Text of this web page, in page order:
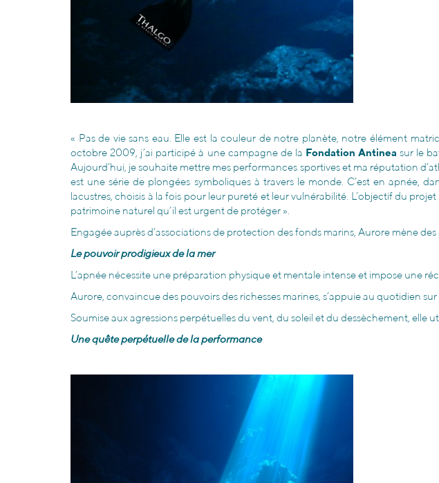
« Pas de vie sans eau. Elle est la couleur de notre planète, notre élément
octobre 2009, j’ai participé à une campagne de la Fondation Antineasur le
Aujourd’hui, je souhaite mettre mes performances sportives et ma réputation
est une série de plongées symboliques à travers le monde. C’est en apnée,
lacustres, choisis à la fois pour leur pureté et leur vulnérabilité. L’objectif du
patrimoine naturel qu’il est urgent de protéger ».
Engagée auprès d’associations de protection des fonds marins, Aurore mène
Le pouvoir prodigieux de la mer
L’apnée nécessite une préparation physique et mentale intense et impose une
Aurore, convaincue des pouvoirs des richesses marines, s’appuie au quotidien
Soumise aux agressions perpétuelles du vent, du soleil et du dessèchement,
Une quête perpétuelle de la performance